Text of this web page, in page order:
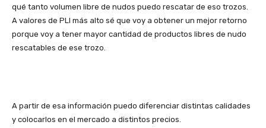
qué tanto volumen libre de nudos puedo rescatar de eso trozos.
A valores de PLI más alto sé que voy a obtener un mejor retorno
porque voy a tener mayor cantidad de productos libres de nudo
rescatables de ese trozo.
A partir de esa información puedo diferenciar distintas calidades
y colocarlos en el mercado a distintos precios.